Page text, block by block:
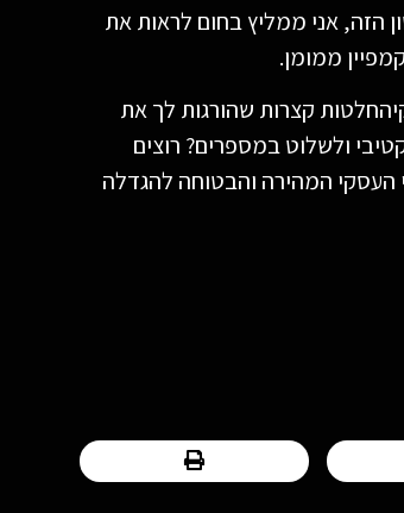
הזה, אני ממליץ בחום לראות את
ממומן.
קצרות שהורגות לך את
ולשלוט במספרים? רוצים
העסקי המהירה והבטוחה להגדלה